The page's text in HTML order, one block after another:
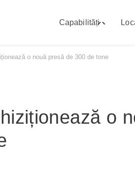
Capabilități
Toggle
o nouă presă de 300 de tone
o